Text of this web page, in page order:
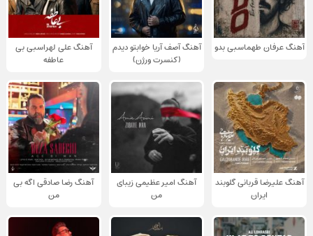
آهنگ عرفان طهماسبی بدو
آهنگ آصف آریا خوابتو دیدم
(کنسرت ورژن)
آهنگ علی لهراسبی بی
عاطفه
آهنگ علیرضا قربانی گلوبند
ایران
آهنگ امیر عظیمی زیبای
من
آهنگ رضا صادقی اگه بی
من